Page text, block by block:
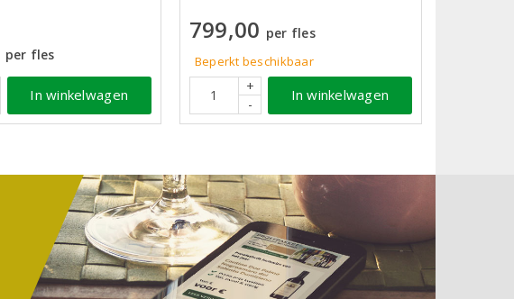
per fles
In winkelwagen
799,00 per fles
Beperkt beschikbaar
+
-
In winkelwagen